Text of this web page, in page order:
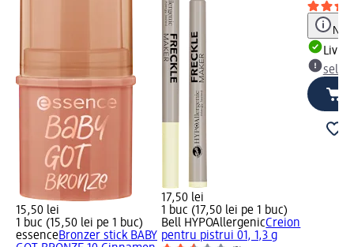
15,50 lei
1 buc (15,50 lei pe 1 buc)
essenceBronzer stick BABY
17,50 lei
1 buc (17,50 lei pe 1 buc)
Bell HYPOAllergenicCreion
pentru pistrui 01, 1,3 g
Notă